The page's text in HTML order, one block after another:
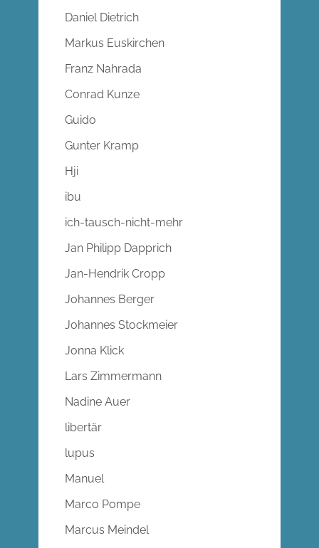
Daniel Dietrich
Markus Euskirchen
Franz Nahrada
Conrad Kunze
Guido
Gunter Kramp
Hji
ibu
ich-tausch-nicht-mehr
Jan Philipp Dapprich
Jan-Hendrik Cropp
Johannes Berger
Johannes Stockmeier
Jonna Klick
Lars Zimmermann
Nadine Auer
libertär
lupus
Manuel
Marco Pompe
Marcus Meindel